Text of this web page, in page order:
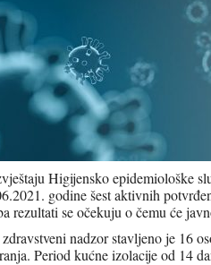
Higijensko epidemiološke
godine šest aktivnih
rezultati se očekuju o čemu će
nadzor stavljeno je 16
Period kućne izolacije od 14